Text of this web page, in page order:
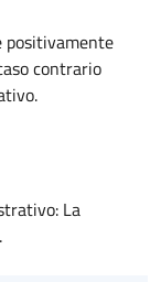
positivamente
contrario
La